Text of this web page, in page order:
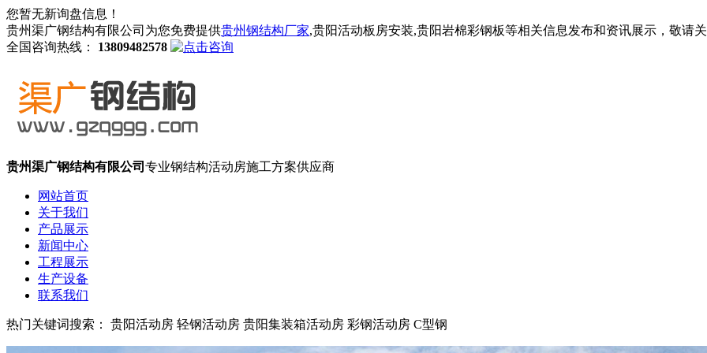
您暂无新询盘信息！
贵州渠广钢结构有限公司为您免费提供贵州钢结构厂家,贵阳活动板房安装,贵阳岩棉彩钢板等相关信息发布和资讯展示，敬请
全国咨询热线： 13809482578
贵州渠广钢结构有限公司 专业钢结构活动房施工方案供应商
网站首页
关于我们
产品展示
新闻中心
工程展示
生产设备
联系我们
热门关键词搜索： 贵阳活动房 轻钢活动房 贵阳集装箱活动房 彩钢活动房 C型钢